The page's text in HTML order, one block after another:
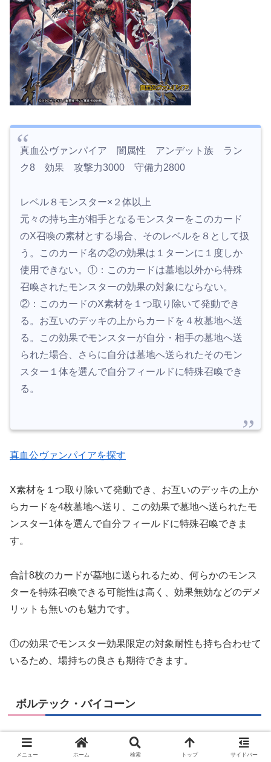
真血公ヴァンパイア 闇属性 アンデット族 ラン
ク8 効果 攻撃力3000 守備力2800
レベル８モンスター×２体以上
元々の持ち主が相手となるモンスターをこのカード
のX召喚の素材とする場合、そのレベルを８として扱
う。このカード名の②の効果は１ターンに１度しか
使用できない。①：このカードは墓地以外から特殊
召喚されたモンスターの効果の対象にならない。
②：このカードのX素材を１つ取り除いて発動でき
る。お互いのデッキの上からカードを４枚墓地へ送
る。この効果でモンスターが自分・相手の墓地へ送
られた場合、さらに自分は墓地へ送られたそのモン
スター１体を選んで自分フィールドに特殊召喚でき
る。
真血公ヴァンパイアを探す
X素材を１つ取り除いて発動でき、お互いのデッキの上か
らカードを4枚墓地へ送り、この効果で墓地へ送られたモ
ンスター1体を選んで自分フィールドに特殊召喚できま
す。
合計8枚のカードが墓地に送られるため、何らかのモンス
ターを特殊召喚できる可能性は高く、効果無効などのデメ
リットも無いのも魅力です。
①の効果でモンスター効果限定の対象耐性も持ち合わせて
いるため、場持ちの良さも期待できます。
ボルテック・バイコーン
メニュー ホーム 検索 トップ サイドバー